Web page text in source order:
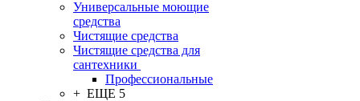
Универсальные моющие
средства
Чистящие средства
Чистящие средства для
сантехники
Профессиональные
+ ЕЩЕ 5